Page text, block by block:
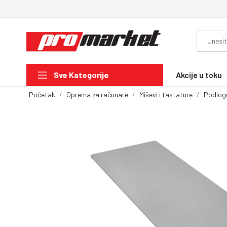
Sve Kategorije Akcije u toku
Početak Oprema za računare Miševi i tastature